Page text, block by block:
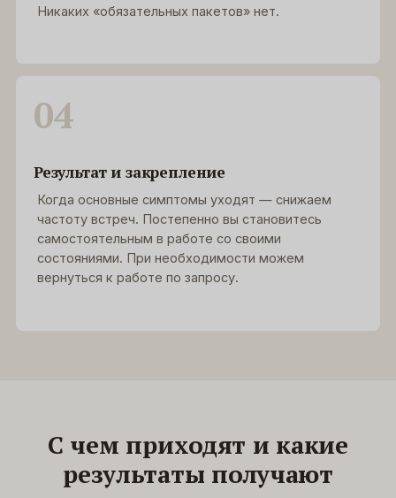
Никаких «обязательных пакетов» нет.
04
Результат и закрепление
Когда основные симптомы уходят — снижаем
частоту встреч. Постепенно вы становитесь
самостоятельным в работе со своими
состояниями. При необходимости можем
вернуться к работе по запросу.
С чем приходят и какие
результаты получают